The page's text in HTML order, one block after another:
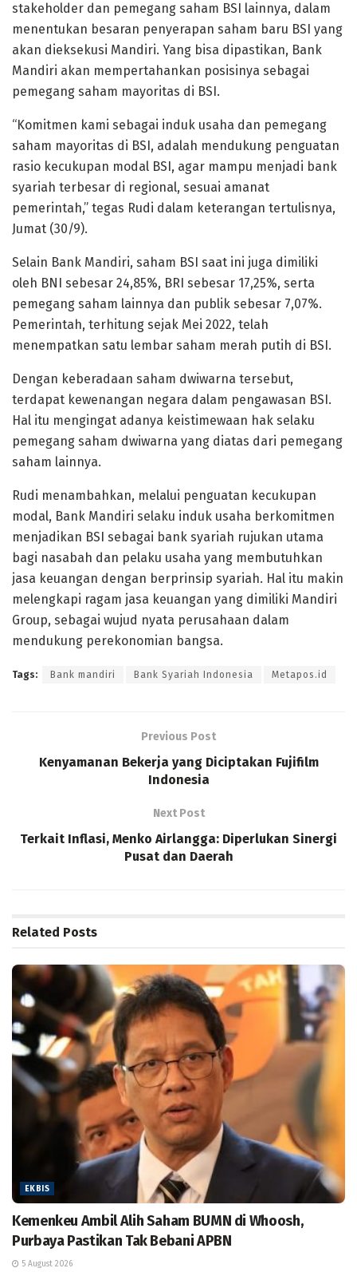
stakeholder dan pemegang saham BSI lainnya, dalam
menentukan besaran penyerapan saham baru BSI yang
akan dieksekusi Mandiri. Yang bisa dipastikan, Bank
Mandiri akan mempertahankan posisinya sebagai
pemegang saham mayoritas di BSI.
“Komitmen kami sebagai induk usaha dan pemegang
saham mayoritas di BSI, adalah mendukung penguatan
rasio kecukupan modal BSI, agar mampu menjadi bank
syariah terbesar di regional, sesuai amanat
pemerintah,” tegas Rudi dalam keterangan tertulisnya,
Jumat (30/9).
Selain Bank Mandiri, saham BSI saat ini juga dimiliki
oleh BNI sebesar 24,85%, BRI sebesar 17,25%, serta
pemegang saham lainnya dan publik sebesar 7,07%.
Pemerintah, terhitung sejak Mei 2022, telah
menempatkan satu lembar saham merah putih di BSI.
Dengan keberadaan saham dwiwarna tersebut,
terdapat kewenangan negara dalam pengawasan BSI.
Hal itu mengingat adanya keistimewaan hak selaku
pemegang saham dwiwarna yang diatas dari pemegang
saham lainnya.
Rudi menambahkan, melalui penguatan kecukupan
modal, Bank Mandiri selaku induk usaha berkomitmen
menjadikan BSI sebagai bank syariah rujukan utama
bagi nasabah dan pelaku usaha yang membutuhkan
jasa keuangan dengan berprinsip syariah. Hal itu makin
melengkapi ragam jasa keuangan yang dimiliki Mandiri
Group, sebagai wujud nyata perusahaan dalam
mendukung perekonomian bangsa.
Tags: Bank mandiri Bank Syariah Indonesia Metapos.id
Previous Post
Kenyamanan Bekerja yang Diciptakan Fujifilm
Indonesia
Next Post
Terkait Inflasi, Menko Airlangga: Diperlukan Sinergi
Pusat dan Daerah
Related Posts
EKBIS
Kemenkeu Ambil Alih Saham BUMN di Whoosh,
Purbaya Pastikan Tak Bebani APBN
5 August 2026